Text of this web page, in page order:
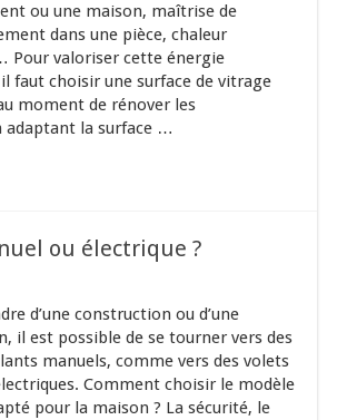
ou une maison, maîtrise de
dans une pièce, chaleur
Pour valoriser cette énergie
faut choisir une surface de vitrage
moment de rénover les
adaptant la surface …
ou électrique ?
d’une construction ou d’une
il est possible de se tourner vers des
manuels, comme vers des volets
Comment choisir le modèle
pour la maison ? La sécurité, le